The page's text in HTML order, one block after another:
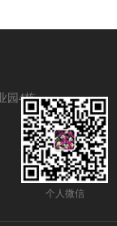
园4栋
个人微信